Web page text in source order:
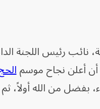
نائب رئيس اللجنة
أن أعلن نجاح موسم
بفضل من الله أولاً،